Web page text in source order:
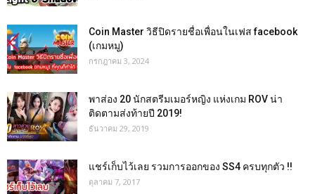
Coin Master วิธีปิดรายชื่อเพื่อนในเฟส facebook
(เกมหมู)
กรกฎาคม 3, 2024
พาส่อง 20 นักสตรีมเมอร์หญิง แห่งเกม ROV น่า
ติดตามส่งท้ายปี 2019!
ธันวาคม 29, 2019
แชร์เก็บไว้เลย รวมการออกของ SS4 ครบทุกตัว !!
ตุลาคม 7, 2017